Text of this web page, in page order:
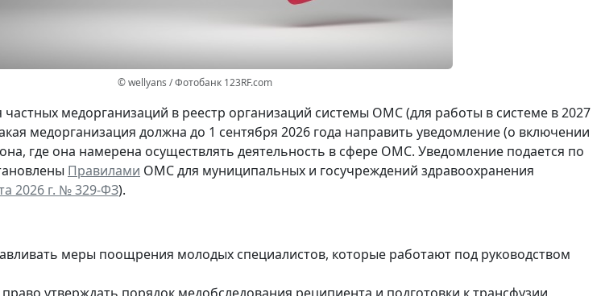
© wellyans / Фотобанк 123RF.com
медорганизаций в реестр организаций системы ОМС (для работы в системе в 2027
медорганизация должна до 1 сентября 2026 года направить уведомление (о включении
где она намерена осуществлять деятельность в сфере ОМС. Уведомление подается по
Правилами ОМС для муниципальных и госучреждений здравоохранения
2026 г. № 329-ФЗ).
меры поощрения молодых специалистов, которые работают под руководством